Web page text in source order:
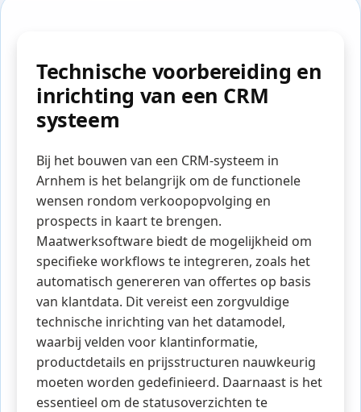
Technische voorbereiding en
inrichting van een CRM
systeem
Bij het bouwen van een CRM-systeem in
Arnhem is het belangrijk om de functionele
wensen rondom verkoopopvolging en
prospects in kaart te brengen.
Maatwerksoftware biedt de mogelijkheid om
specifieke workflows te integreren, zoals het
automatisch genereren van offertes op basis
van klantdata. Dit vereist een zorgvuldige
technische inrichting van het datamodel,
waarbij velden voor klantinformatie,
productdetails en prijsstructuren nauwkeurig
moeten worden gedefinieerd. Daarnaast is het
essentieel om de statusoverzichten te